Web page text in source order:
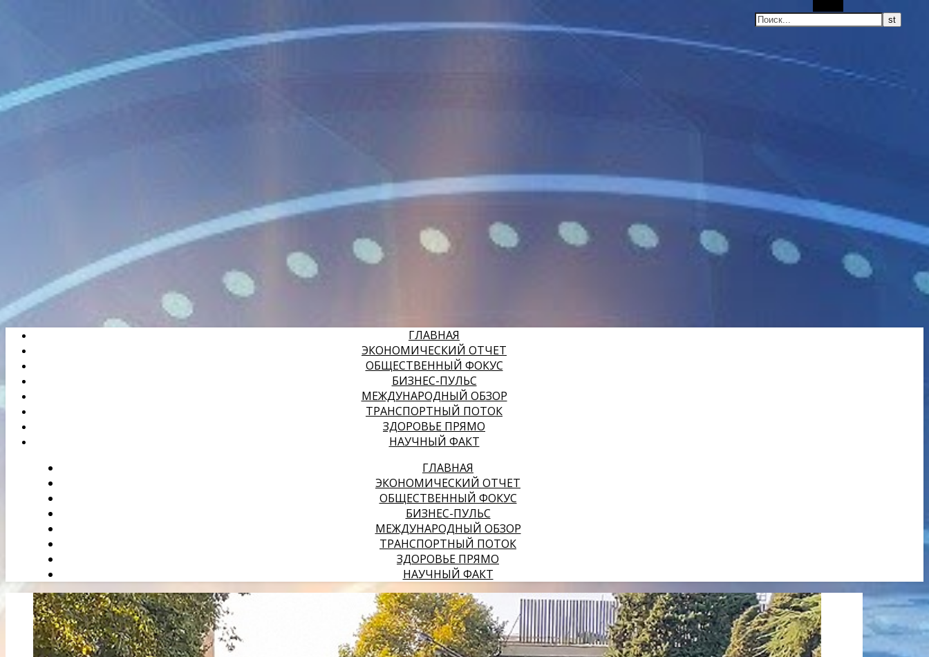
ГЛАВНАЯ
ЭКОНОМИЧЕСКИЙ ОТЧЕТ
ОБЩЕСТВЕННЫЙ ФОКУС
БИЗНЕС-ПУЛЬС
МЕЖДУНАРОДНЫЙ ОБЗОР
ТРАНСПОРТНЫЙ ПОТОК
ЗДОРОВЬЕ ПРЯМО
НАУЧНЫЙ ФАКТ
ГЛАВНАЯ
ЭКОНОМИЧЕСКИЙ ОТЧЕТ
ОБЩЕСТВЕННЫЙ ФОКУС
БИЗНЕС-ПУЛЬС
МЕЖДУНАРОДНЫЙ ОБЗОР
ТРАНСПОРТНЫЙ ПОТОК
ЗДОРОВЬЕ ПРЯМО
НАУЧНЫЙ ФАКТ